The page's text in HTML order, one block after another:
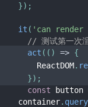
}) ;
it ( 'can render
// 测试第一次
act ( ( ) => {
    ReactDOM
.
}) ;
const button
container.